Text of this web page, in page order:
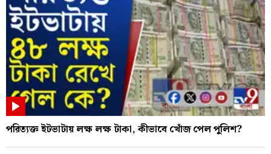
পরিত্যক্ত ইটভাটায় লক্ষ লক্ষ টাকা, কীভাবে খোঁজ পেল পুলিশ?